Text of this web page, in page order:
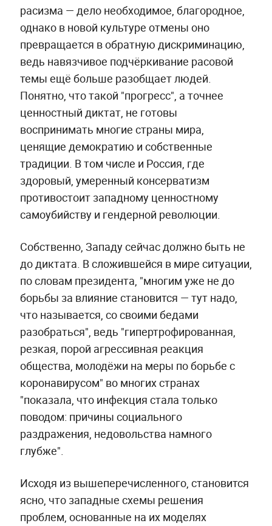
расизма — дело необходимое, благородное,
однако в новой культуре отмены оно
превращается в обратную дискриминацию,
ведь навязчивое подчёркивание расовой
темы ещё больше разобщает людей.
Понятно, что такой "прогресс", а точнее
ценностный диктат, не готовы
воспринимать многие страны мира,
ценящие демократию и собственные
традиции. В том числе и Россия, где
здоровый, умеренный консерватизм
противостоит западному ценностному
самоубийству и гендерной революции.
Собственно, Западу сейчас должно быть не
до диктата. В сложившейся в мире ситуации,
по словам президента, "многим уже не до
борьбы за влияние становится — тут надо,
что называется, со своими бедами
разобраться", ведь "гипертрофированная,
резкая, порой агрессивная реакция
общества, молодёжи на меры по борьбе с
коронавирусом" во многих странах
"показала, что инфекция стала только
поводом: причины социального
раздражения, недовольства намного
глубже".
Исходя из вышеперечисленного, становится
ясно, что западные схемы решения
проблем, основанные на их моделях